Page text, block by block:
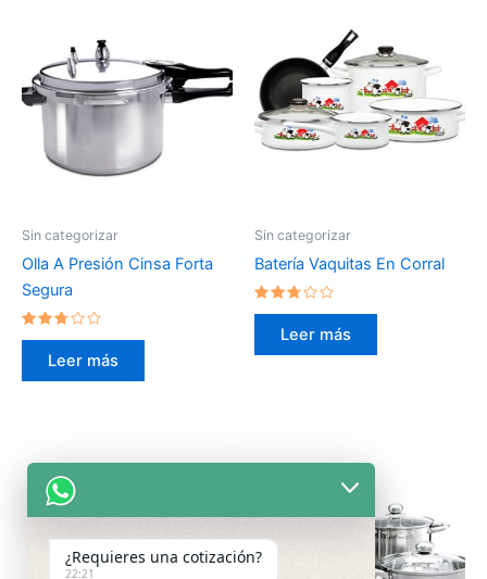
Sin categorizar
Olla A Presión Cinsa Forta
Segura
Valorado
2.57Leer más
Sin categorizar
Batería Vaquitas En Corral
Valorado
2.59Leer más
¿Requieres una cotización?
22:21